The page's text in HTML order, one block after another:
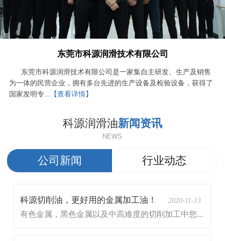
东莞市科源润滑技术有限公司
东莞市科源润滑技术有限公司是一家集自主研发、生产及销售
为一体的民营企业，拥有多台先进的生产设备及检验设备，获得了
国家发明专...
【查看详情】
科源润滑油新闻资讯
NEWS
公司新闻 行业动态
2020-11-13
科源切削油，更好用的金属加工油！
有色金属，黑色金属以及中高难度的切削加工中您...